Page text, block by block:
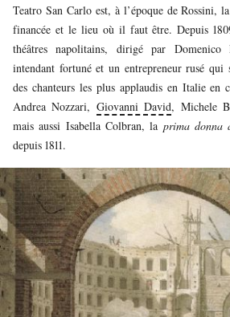
Teatro San Carlo est, à l’époque de Rossini,
financée et le lieu où il faut être. Depuis
théâtres napolitains, dirigé par Domenico
intendant fortuné et un entrepreneur rusé qui
des chanteurs les plus applaudis en Italie en
Andrea Nozzari, Giovanni David, Michele
mais aussi Isabella Colbran, la prima donna
depuis 1811.